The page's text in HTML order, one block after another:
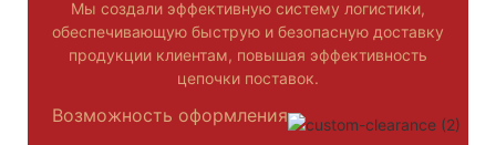
Мы создали эффективную систему логистики,
обеспечивающую быструю и безопасную доставку
продукции клиентам, повышая эффективность
цепочки поставок.
Возможность оформления